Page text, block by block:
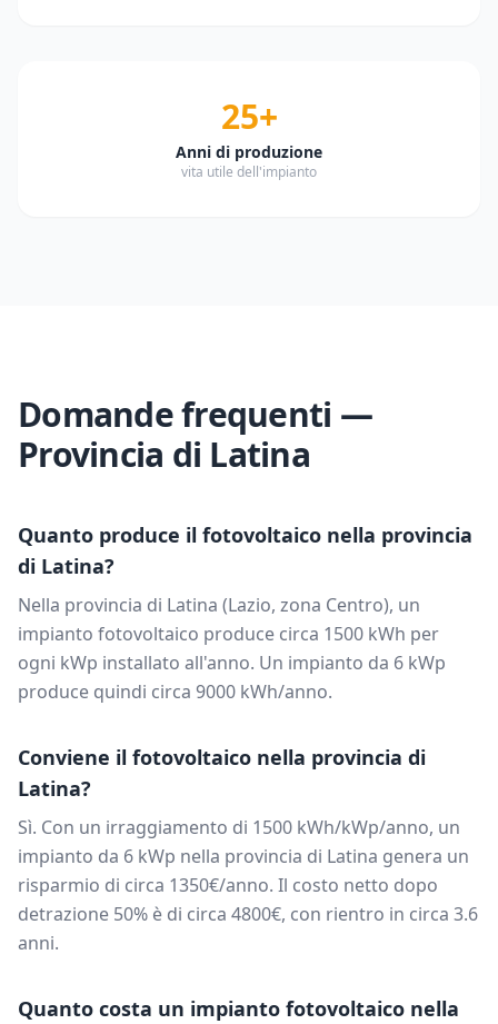
25+
Anni di produzione
vita utile dell'impianto
Domande frequenti —
Provincia di Latina
Quanto produce il fotovoltaico nella provincia
di Latina?
Nella provincia di Latina (Lazio, zona Centro), un
impianto fotovoltaico produce circa 1500 kWh per
ogni kWp installato all'anno. Un impianto da 6 kWp
produce quindi circa 9000 kWh/anno.
Conviene il fotovoltaico nella provincia di
Latina?
Sì. Con un irraggiamento di 1500 kWh/kWp/anno, un
impianto da 6 kWp nella provincia di Latina genera un
risparmio di circa 1350€/anno. Il costo netto dopo
detrazione 50% è di circa 4800€, con rientro in circa 3.6
anni.
Quanto costa un impianto fotovoltaico nella